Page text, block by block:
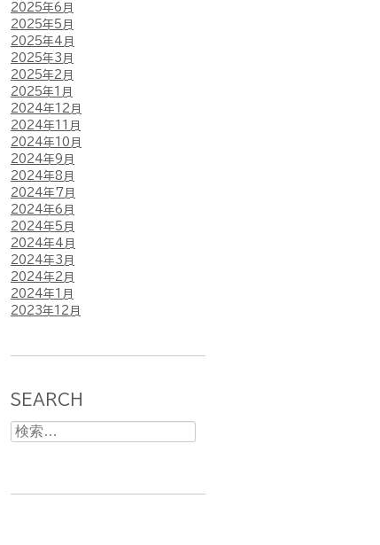
2025年6月
2025年5月
2025年4月
2025年3月
2025年2月
2025年1月
2024年12月
2024年11月
2024年10月
2024年9月
2024年8月
2024年7月
2024年6月
2024年5月
2024年4月
2024年3月
2024年2月
2024年1月
2023年12月
SEARCH
検
索: